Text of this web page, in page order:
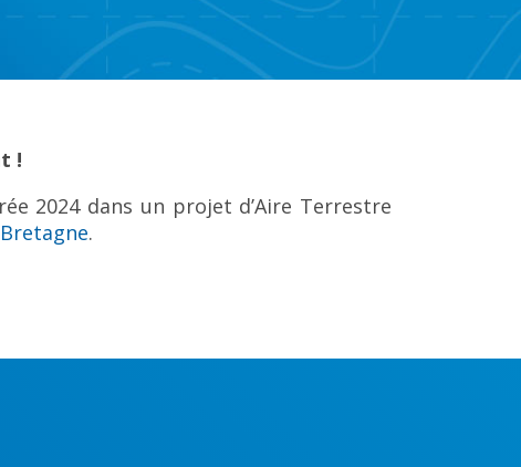
!
2024 dans un projet d’Aire Terrestre
.